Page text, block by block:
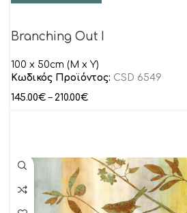
Branching Out I
100 x 50cm (M x Y)
Κωδικός Προϊόντος: CSD 6549
145.00€ – 210.00€